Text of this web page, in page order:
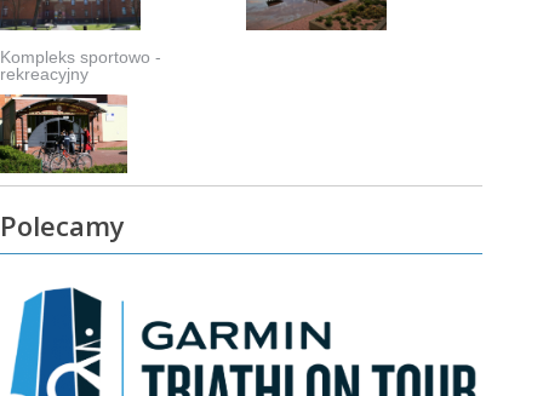
Kompleks sportowo -
rekreacyjny
Polecamy